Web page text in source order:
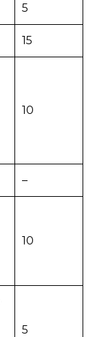
5
15
10
–
10
5